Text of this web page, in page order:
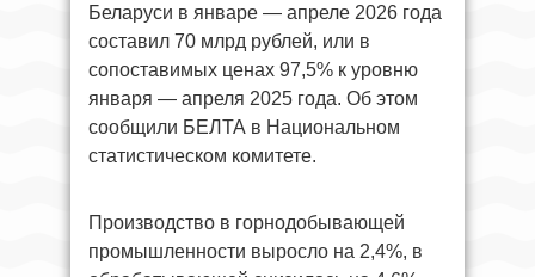
Беларуси в январе — апреле 2026 года
составил 70 млрд рублей, или в
сопоставимых ценах 97,5% к уровню
января — апреля 2025 года. Об этом
сообщили БЕЛТА в Национальном
статистическом комитете.
Производство в горнодобывающей
промышленности выросло на 2,4%, в